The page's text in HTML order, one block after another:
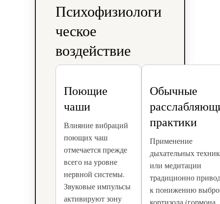
Психофизиологи
ческое
воздействие
Поющие
чаши
Влияние вибраций
поющих чаш
отмечается прежде
всего на уровне
нервной системы.
Звуковые импульсы
активируют зону
Обычные
практики
Применение
дыхательных техник
или медитации
традиционно
к понижению
кортизола (гормона